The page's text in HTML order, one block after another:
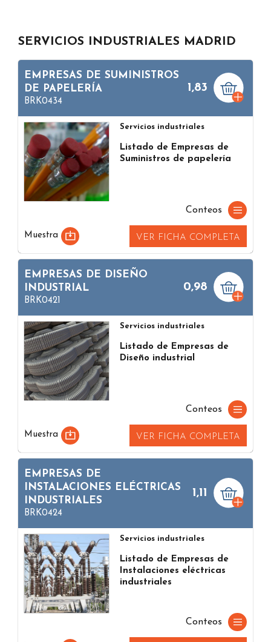
SERVICIOS INDUSTRIALES MADRID
EMPRESAS DE SUMINISTROS
DE PAPELERÍA
BRK0434
1,83
Servicios industriales
Listado de Empresas de
Suministros de papelería
Conteos
Muestra VER FICHA COMPLETA
EMPRESAS DE DISEÑO
INDUSTRIAL
BRK0421
0,98
Servicios industriales
Listado de Empresas de
Diseño industrial
Conteos
Muestra VER FICHA COMPLETA
EMPRESAS DE
INSTALACIONES ELÉCTRICAS
INDUSTRIALES
BRK0424
1,11
Servicios industriales
Listado de Empresas de
Instalaciones eléctricas
industriales
Conteos